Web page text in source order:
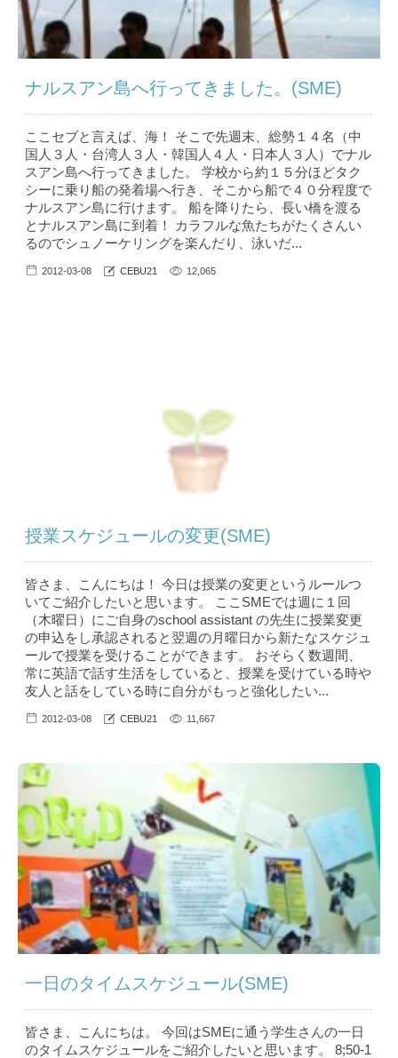
ナルスアン島へ行ってきました。(SME)
ここセブと言えば、海！ そこで先週末、総勢１４名（中
国人３人・台湾人３人・韓国人４人・日本人３人）でナル
スアン島へ行ってきました。 学校から約１５分ほどタク
シーに乗り船の発着場へ行き、そこから船で４０分程度で
ナルスアン島に行けます。 船を降りたら、長い橋を渡る
とナルスアン島に到着！ カラフルな魚たちがたくさんい
るのでシュノーケリングを楽んだり、泳いだ...
2012-03-08 CEBU21 12,065
授業スケジュールの変更(SME)
皆さま、こんにちは！ 今日は授業の変更というルールつ
いてご紹介したいと思います。 ここSMEでは週に１回
（木曜日）にご自身のschool assistant の先生に授業変更
の申込をし承認されると翌週の月曜日から新たなスケジュ
ールで授業を受けることができます。 おそらく数週間、
常に英語で話す生活をしていると、授業を受けている時や
友人と話をしている時に自分がもっと強化したい...
2012-03-08 CEBU21 11,667
一日のタイムスケジュール(SME)
皆さま、こんにちは。 今回はSMEに通う学生さんの一日
のタイムスケジュールをご紹介したいと思います。 8;50-1